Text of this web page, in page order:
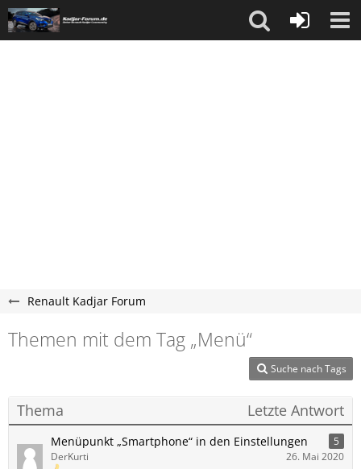
Renault Kadjar Forum
Themen mit dem Tag „Menü“
Suche nach Tags
Thema Letzte Antwort
Menüpunkt „Smartphone“ in den Einstellungen 5
DerKurti 26. Mai 2020